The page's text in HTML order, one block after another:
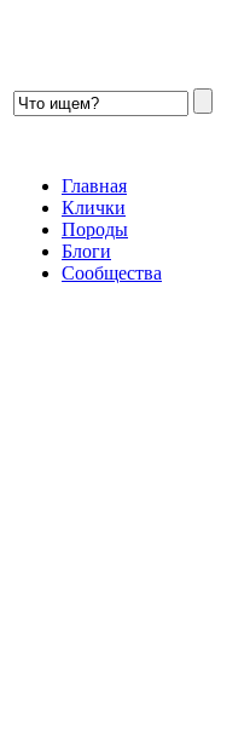
Главная
Клички
Породы
Блоги
Сообщества